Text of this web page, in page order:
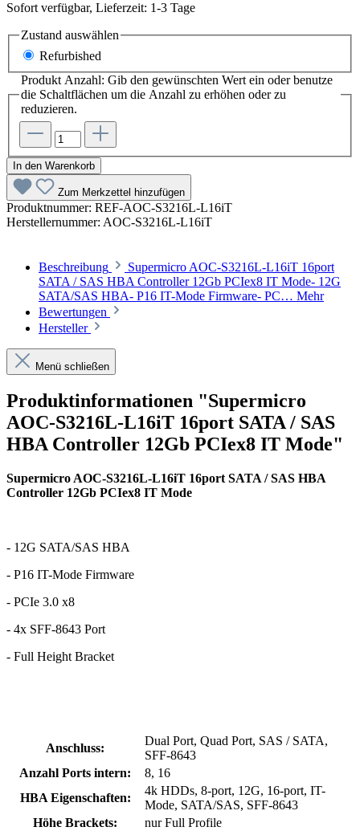
Sofort verfügbar, Lieferzeit: 1-3 Tage
Zustand auswählen
Refurbished
Produkt Anzahl: Gib den gewünschten Wert ein oder benutze
die Schaltflächen um die Anzahl zu erhöhen oder zu
reduzieren.
In den Warenkorb
Zum Merkzettel hinzufügen
Produktnummer: REF-AOC-S3216L-L16iT
Herstellernummer: AOC-S3216L-L16iT
Beschreibung
Supermicro AOC-S3216L-L16iT 16port
SATA / SAS HBA Controller 12Gb PCIex8 IT Mode- 12G
SATA/SAS HBA- P16 IT-Mode Firmware- PC… Mehr
Bewertungen
Hersteller
Menü schließen
Produktinformationen "Supermicro
AOC-S3216L-L16iT 16port SATA / SAS
HBA Controller 12Gb PCIex8 IT Mode"
Supermicro AOC-S3216L-L16iT 16port SATA / SAS HBA
Controller 12Gb PCIex8 IT Mode
- 12G SATA/SAS HBA
- P16 IT-Mode Firmware
- PCIe 3.0 x8
- 4x SFF-8643 Port
- Full Height Bracket
Anschluss:
Dual Port, Quad Port, SAS / SATA,
SFF-8643
Anzahl Ports intern:
8, 16
HBA Eigenschaften:
4k HDDs, 8-port, 12G, 16-port, IT-
Mode, SATA/SAS, SFF-8643
Höhe Brackets:
nur Full Profile